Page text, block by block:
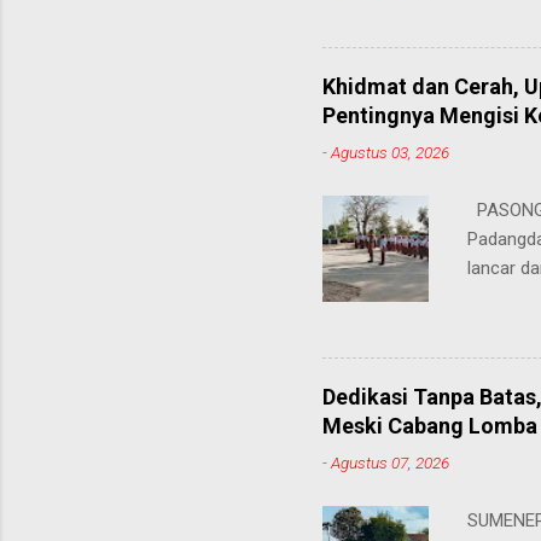
hingga
masing.
"Saya
sangat
Khidmat dan Cerah,
Pentingnya Mengisi
-Agustus 03, 2026
lancar
penting
ia
para
dalam
Dedikasi Tanpa
Meski Cabang
-Agustus 07, 2026